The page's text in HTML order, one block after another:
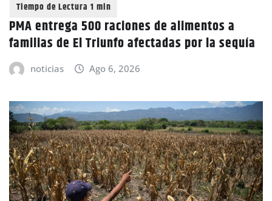
PMA entrega 500 raciones de alimentos a
familias de El Triunfo afectadas por la sequía
noticias Ago 6, 2026